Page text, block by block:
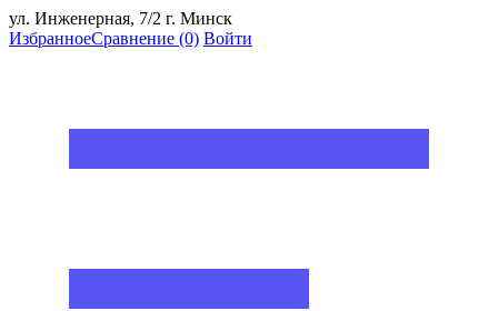
ул. Инженерная, 7/2 г. Минск
ИзбранноеСравнение (0) Войти